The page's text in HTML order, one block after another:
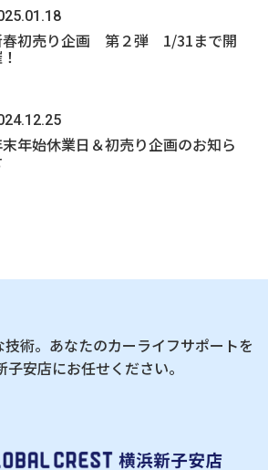
春初売り企画 第２弾 1/31まで開
年始休業日＆初売り企画のお知ら
術。あなたのカーライフサポートを
子安店にお任せください。